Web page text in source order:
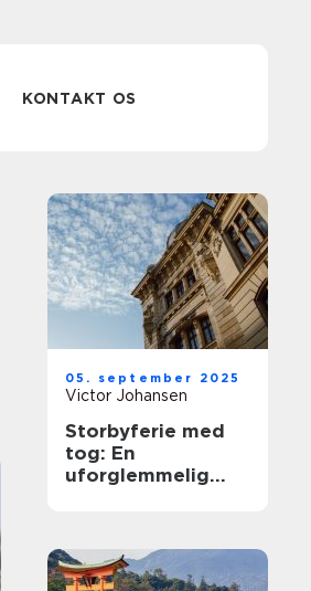
KONTAKT OS
05. september 2025
Victor Johansen
Storbyferie med
tog: En
uforglemmelig